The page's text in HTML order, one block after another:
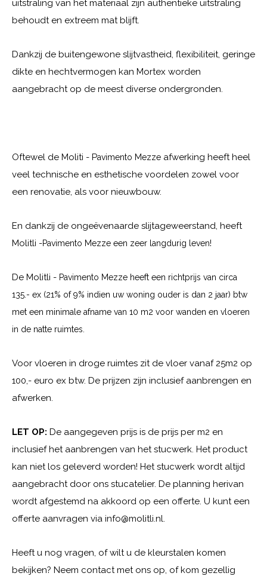
uitstraling van het materiaal zijn authentieke uitstraling
behoudt en extreem mat blijft.
Dankzij de buitengewone slijtvastheid, flexibiliteit, geringe
dikte en hechtvermogen kan Mortex worden
aangebracht op de meest diverse ondergronden.
Oftewel de Moliti - Pavimento Mezze afwerking heeft heel
veel technische en esthetische voordelen zowel voor
een renovatie, als voor nieuwbouw.
En dankzij de ongeëvenaarde slijtageweerstand, heeft
Molitli -Pavimento Mezze een zeer langdurig leven!
De Molitli - Pavimento Mezze heeft een richtprijs van circa
135.- ex (21% of 9% indien uw woning ouder is dan 2 jaar) btw
met een minimale afname van 10 m2 voor wanden en vloeren
in de natte ruimtes.
Voor vloeren in droge ruimtes zit de vloer vanaf 25m2 op
100,- euro ex btw. De prijzen zijn inclusief aanbrengen en
afwerken.
LET OP: De aangegeven prijs is de prijs per m2 en
inclusief het aanbrengen van het stucwerk. Het product
kan niet los geleverd worden! Het stucwerk wordt altijd
aangebracht door ons stucatelier. De planning herivan
wordt afgestemd na akkoord op een offerte. U kunt een
offerte aanvragen via info@molitli.nl.
Heeft u nog vragen, of wilt u de kleurstalen komen
bekijken? Neem contact met ons op, of kom gezellig